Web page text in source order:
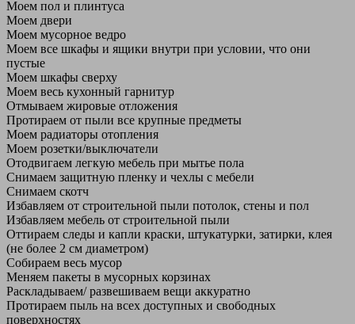
Моем пол и плинтуса
Моем двери
Моем мусорное ведро
Моем все шкафы и ящики внутри при условии, что они
пустые
Моем шкафы сверху
Моем весь кухонный гарнитур
Отмываем жировые отложения
Протираем от пыли все крупные предметы
Моем радиаторы отопления
Моем розетки/выключатели
Отодвигаем легкую мебель при мытье пола
Снимаем защитную пленку и чехлы с мебели
Снимаем скотч
Избавляем от строительной пыли потолок, стены и пол
Избавляем мебель от строительной пыли
Оттираем следы и капли краски, штукатурки, затирки, клея
(не более 2 см диаметром)
Собираем весь мусор
Меняем пакеты в мусорных корзинах
Раскладываем/ развешиваем вещи аккуратно
Протираем пыль на всех доступных и свободных
поверхностях